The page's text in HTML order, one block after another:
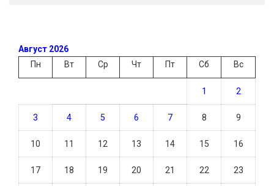
Август 2026
Пн
Вт Ср Чт Пт Сб Вс
1 2
3 4 5 6 7 8 9
10 11 12 13 14 15 16
17 18 19 20 21 22 23